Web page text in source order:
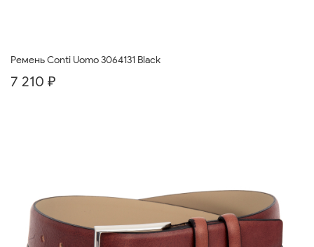
Ремень Conti Uomo 3064131 Black
7 210 ₽